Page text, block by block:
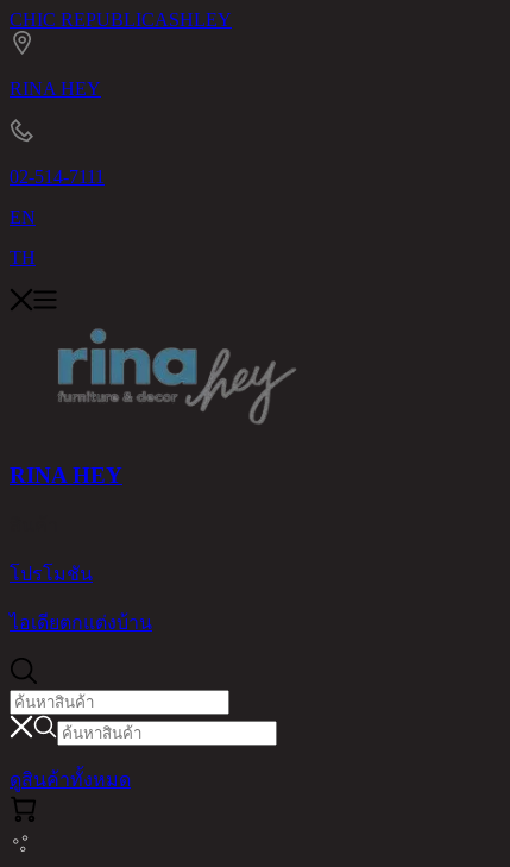
CHIC REPUBLICASHLEY
RINA HEY
02-514-7111
EN
TH
RINA HEY
โปรโมชัน
ไอเดียตกแต่งบ้าน
ดูสินค้าทั้งหมด